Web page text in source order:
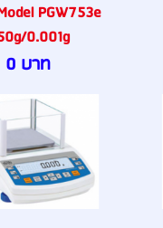
PGW753e
0.001g
0 บาท